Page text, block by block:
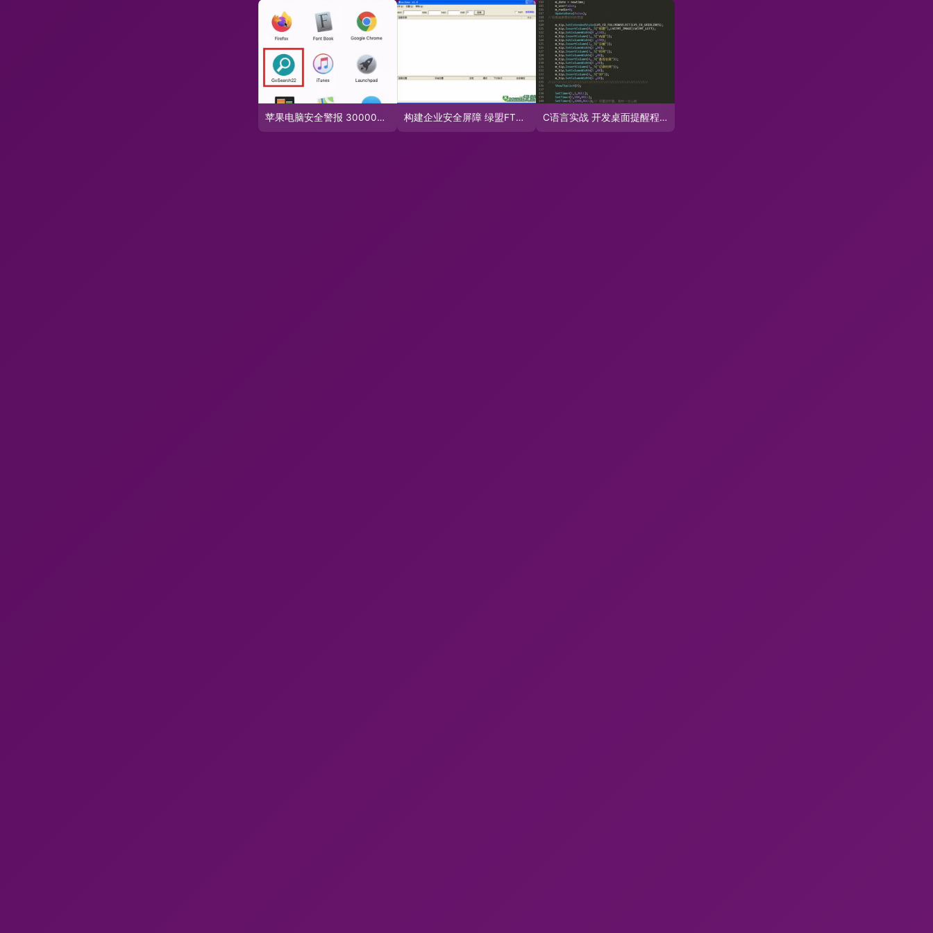
苹果电脑安全警报 30000台设备遭恶意软件入侵，M1系列亦受影响 构建企业安全屏障 绿盟FTP工具在软件下载档案库与软件开发中的应用 C语言实战 开发桌面提醒程序，揭秘软件开发的“黑科技”